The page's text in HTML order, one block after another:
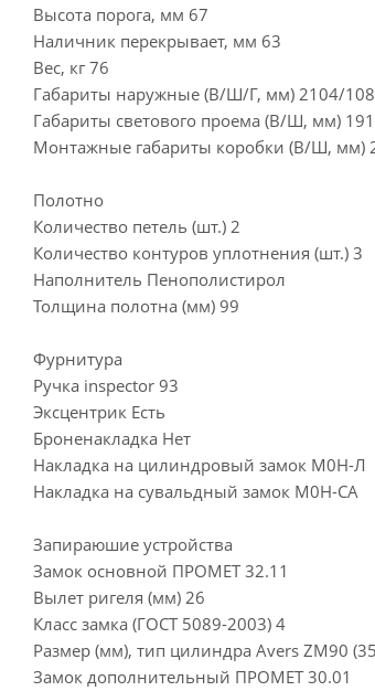
Высота порога, мм 67
Наличник перекрывает, мм 63
Вес, кг 76
Габариты наружные (В/Ш/Г, мм) 2104/
Габариты светового проема (В/Ш, мм)
Монтажные габариты коробки (В/Ш, мм)
Полотно
Количество петель (шт.) 2
Количество контуров уплотнения (шт.) 3
Наполнитель Пенополистирол
Толщина полотна (мм) 99
Фурнитура
Ручка inspector 93
Эксцентрик Есть
Броненакладка Нет
Накладка на цилиндровый замок М0Н-Л
Накладка на сувальдный замок М0Н-СА
Запираюшие устройства
Замок основной ПРОМЕТ 32.11
Вылет ригеля (мм) 26
Класс замка (ГОСТ 5089-2003) 4
Размер (мм), тип цилиндра Avers ZM90
Замок дополнительный ПРОМЕТ 30.01